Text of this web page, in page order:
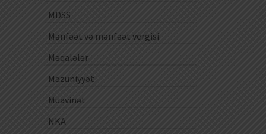
MDSS
Mənfəət və mənfəət vergisi
Məqalələr
Məzuniyyət
Müavinət
NKA